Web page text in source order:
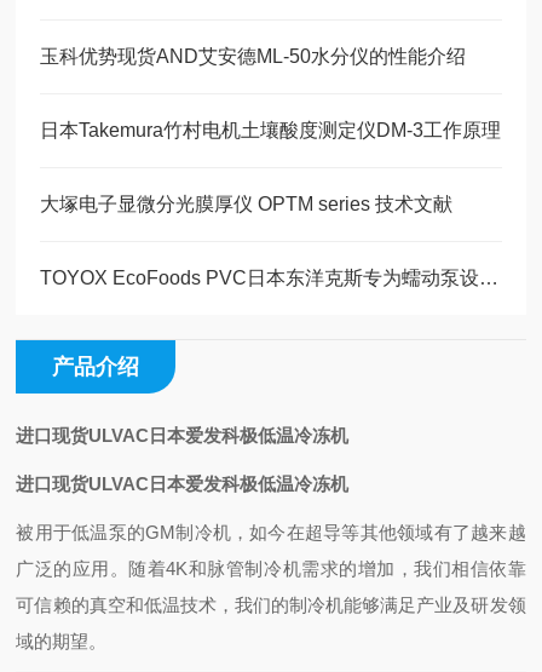
玉科优势现货AND艾安德ML-50水分仪的性能介绍
日本Takemura竹村电机土壤酸度测定仪DM-3工作原理
大塚电子显微分光膜厚仪 OPTM series 技术文献
​TOYOX EcoFoods PVC日本东洋克斯专为蠕动泵设计的食品级环保 PVC 软管
产品介绍
进口现货ULVAC日本爱发科极低温冷冻机
进口现货ULVAC日本爱发科极低温冷冻机
被用于低温泵的GM制冷机，如今在超导等其他领域有了越来越
广泛的应用。 随着4K和脉管制冷机需求的增加，我们相信依靠
可信赖的真空和低温技术，我们的制冷机能够满足产业及研发领
域的期望。